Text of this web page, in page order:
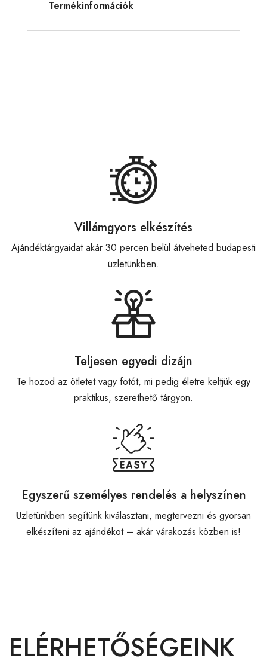
Termékinformációk
Villámgyors elkészítés
Ajándéktárgyaidat akár 30 percen belül átveheted budapesti
üzletünkben.
Teljesen egyedi dizájn
Te hozod az ötletet vagy fotót, mi pedig életre keltjük egy
praktikus, szerethető tárgyon.
Egyszerű személyes rendelés a helyszínen
Üzletünkben segítünk kiválasztani, megtervezni és gyorsan
elkészíteni az ajándékot – akár várakozás közben is!
ELÉRHETŐSÉGEINK